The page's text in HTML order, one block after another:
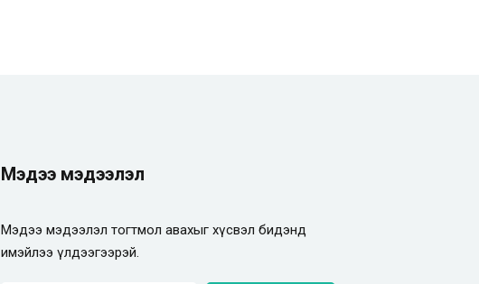
Мэдээ мэдээлэл
Мэдээ мэдээлэл тогтмол авахыг хүсвэл бидэнд
имэйлээ үлдээгээрэй.